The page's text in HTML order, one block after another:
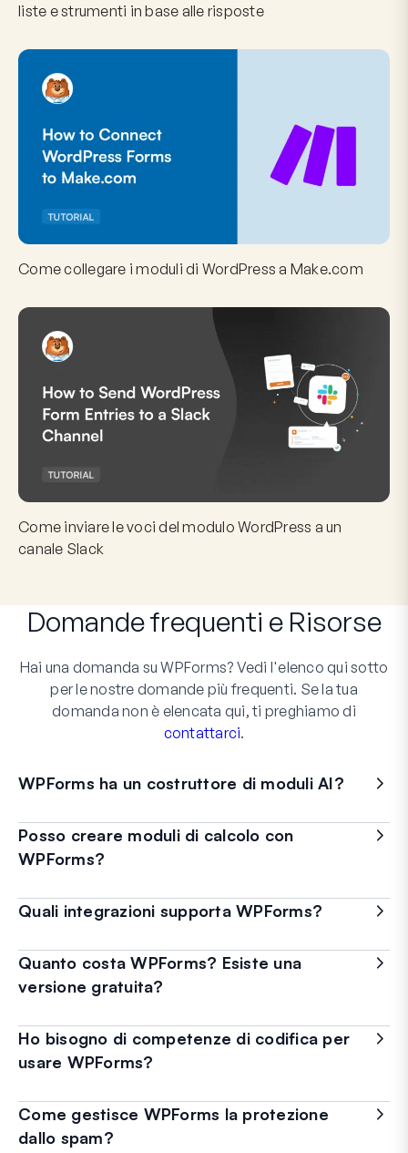
liste e strumenti in base alle risposte
Come collegare i moduli di WordPress a Make.com
Come inviare le voci del modulo WordPress a un
canale Slack
Domande frequenti e Risorse
Hai una domanda su WPForms? Vedi l'elenco qui sotto
per le nostre domande più frequenti. Se la tua
domanda non è elencata qui, ti preghiamo di
contattarci.
WPForms ha un costruttore di moduli AI?
Posso creare moduli di calcolo con
WPForms?
Quali integrazioni supporta WPForms?
Quanto costa WPForms? Esiste una
versione gratuita?
Ho bisogno di competenze di codifica per
usare WPForms?
Come gestisce WPForms la protezione
dallo spam?